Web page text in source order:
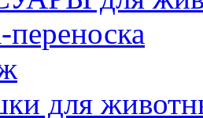
для